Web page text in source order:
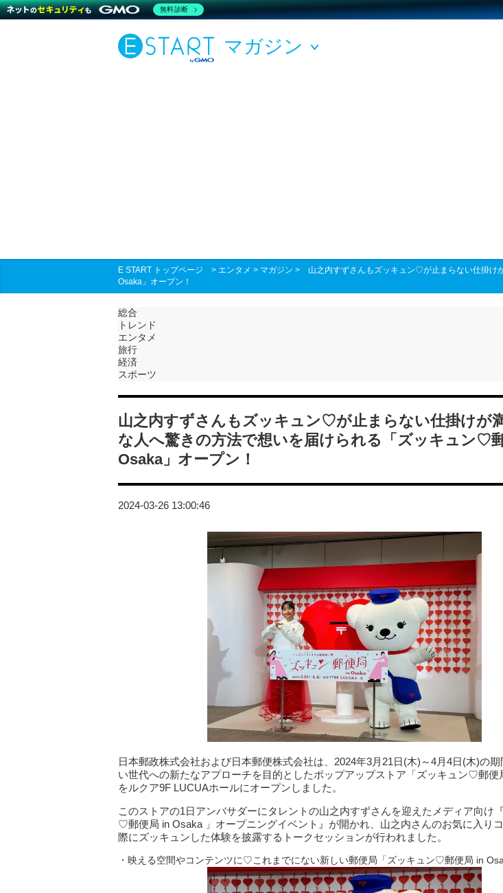
マガジン
E START トップページ > エンタメ > マガジン > 山之内すずさんもズッキュン♡が止まらない仕掛け
Osaka」オープン！
総合
トレンド
エンタメ
旅行
経済
スポーツ
山之内すずさんもズッキュン♡が止まらない仕掛けが
な人へ驚きの方法で想いを届けられる「ズッキュン♡
Osaka」オープン！
2024-03-26 13:00:46
日本郵政株式会社および日本郵便株式会社は、2024年3月21日(木)～4月4日(木)の
い世代への新たなアプローチを目的としたポップアップストア「ズッキュン♡郵便
をルクア9F LUCUAホールにオープンしました。
このストアの1日アンバサダーにタレントの山之内すずさんを迎えたメディア向け
♡郵便局 in Osaka 」オープニングイベント』が開かれ、山之内さんのお気に入り
際にズッキュンした体験を披露するトークセッションが行われました。
・映える空間やコンテンツに♡これまでにない新しい郵便局「ズッキュン♡郵便局 in
無料診断